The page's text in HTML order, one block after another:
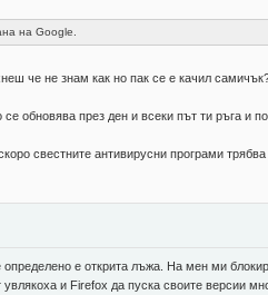
на Google.
че не знам как но пак се е качил
обновява през ден и всеки път ти ръга и
свестните антивирусни програми трябва
е открита лъжа. На мен ми
и Firefox да пуска своите версии